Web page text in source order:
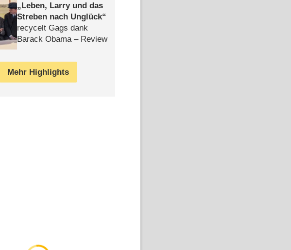
Leben, Larry und das
Streben nach Unglück
recycelt Gags dank
Barack Obama – Review
Mehr Highlights